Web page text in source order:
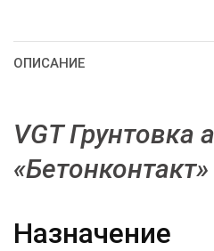
ОПИСАНИЕ
VGT Грунтовка
Назначение